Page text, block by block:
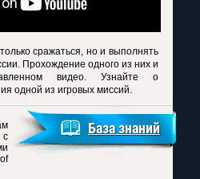
сражаться, но и выполнять
Прохождение одного из них и
видео. Узнайте о
одной из игровых миссий.
с
База знаний